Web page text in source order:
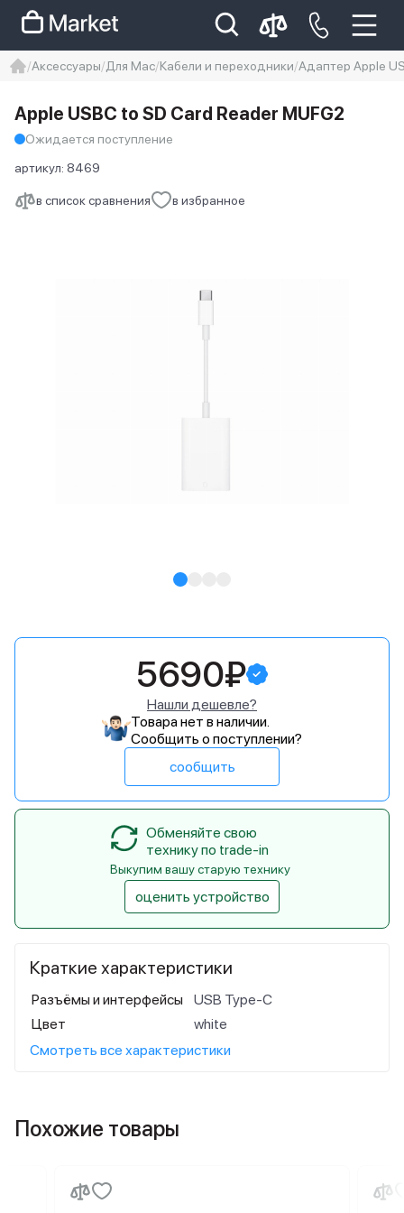
Iphone 14 pro max
айфон 14
Аксессуары Для Mac Кабели и переходники Адаптер Apple
в список сравнения в избранное
Apple USBC to SD Card Reader MUFG2
Ожидается поступление
артикул: 8469
Краткие характеристики
Разъёмы и интерфейсы
USB Type-C
Цвет
white
Смотреть все характеристики
5690₽
Нашли дешевле?
Товара нет в наличии.
Сообщить о поступлении?
сообщить
Обменяйте свою
технику по trade-in
Выкупим вашу старую технику
оценить устройство
Похожие товары